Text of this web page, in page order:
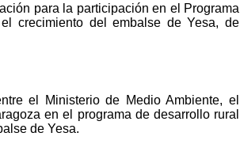
para la participación en el Programa
crecimiento del embalse de Yesa, de
el Ministerio de Medio Ambiente, el
en el programa de desarrollo rural
de Yesa.